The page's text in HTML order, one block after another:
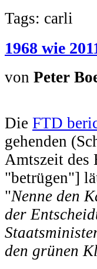
Tags: carli
1968 wie
von Peter
Die FTD
gehenden
Amtszeit des
"betrügen"]
"Nenne den
der
den grünen